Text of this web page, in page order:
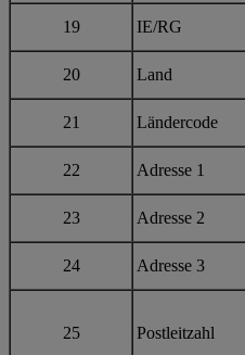
19 IE/RG
20 Land
21 Ländercode
22 Adresse 1
23 Adresse 2
24 Adresse 3
25 Postleitzahl